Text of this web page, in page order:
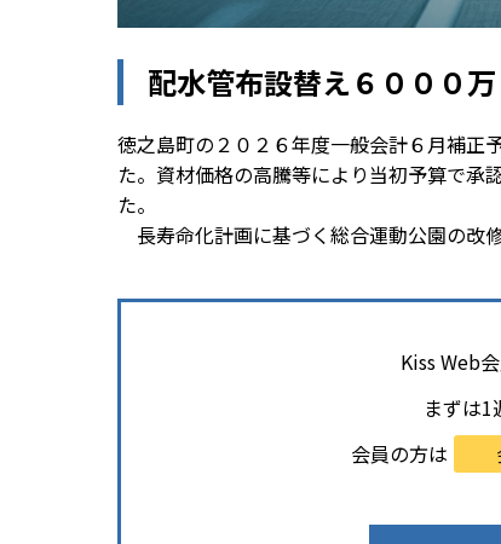
配水管布設替え６０００万
徳之島町の２０２６年度一般会計６月補正
た。資材価格の高騰等により当初予算で承
た。
長寿命化計画に基づく総合運動公園の改
Kiss Web
まずは1
会員の方は